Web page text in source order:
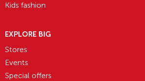
Kids fashion
EXPLORE BIG
Stores
Events
Special offers